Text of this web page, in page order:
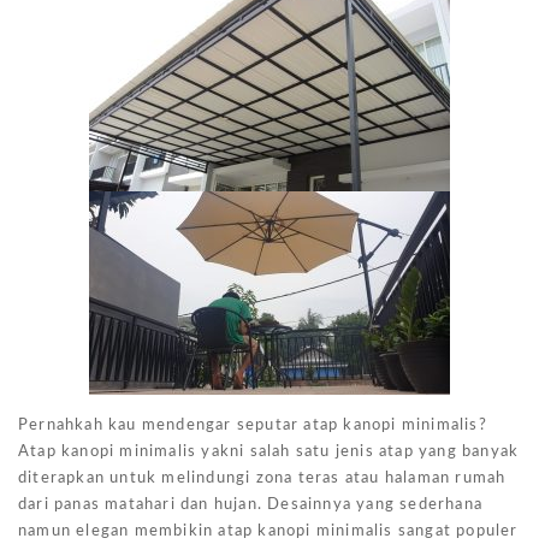
Pernahkah kau mendengar seputar atap kanopi minimalis?
Atap kanopi minimalis yakni salah satu jenis atap yang banyak
diterapkan untuk melindungi zona teras atau halaman rumah
dari panas matahari dan hujan. Desainnya yang sederhana
namun elegan membikin atap kanopi minimalis sangat populer